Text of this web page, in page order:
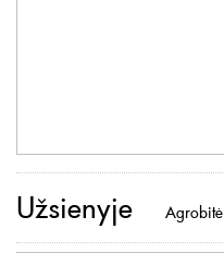
Užsienyje Agrobitė